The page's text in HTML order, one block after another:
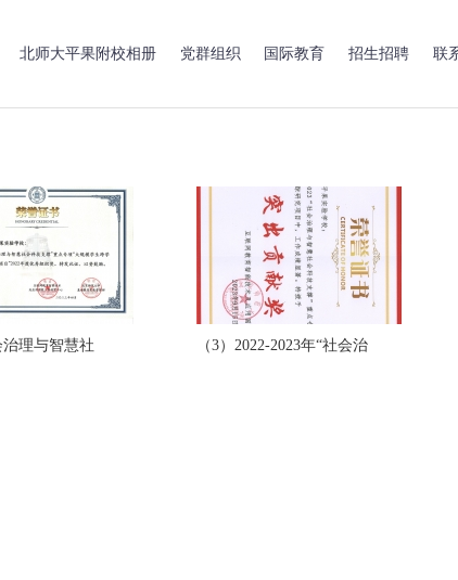
北师大平果附校相册 党群组织 国际教育 招生招聘 联
治理与智慧社 （3）2022-2023年“社会治